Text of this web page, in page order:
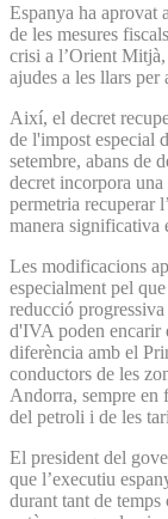
Espanya ha aprovat
de les mesures
crisi a l’Orient
ajudes a les llars per
Així, el decret
de l'impost especial
setembre, abans de
decret incorpora
permetria recuperar
manera significativa
Les modificacions
especialment pel
reducció
d'IVA poden encarir
diferència amb el
conductors de les
Andorra, sempre en
del petroli i de les
El president del
que l’executiu
durant tant de